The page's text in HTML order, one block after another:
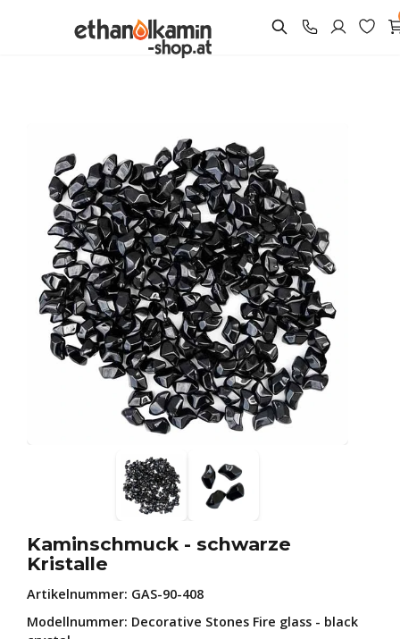
Kaminschmuck - schwarze
Kristalle
Artikelnummer: GAS-90-408
Modellnummer: Decorative Stones Fire glass - black